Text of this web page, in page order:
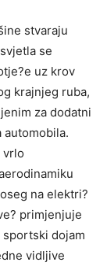
stvaraju
se
uz krov
krajnjeg ruba,
za dodatni
automobila.
vrlo
na elektri?
primjenjuje
sportski dojam
vidljive